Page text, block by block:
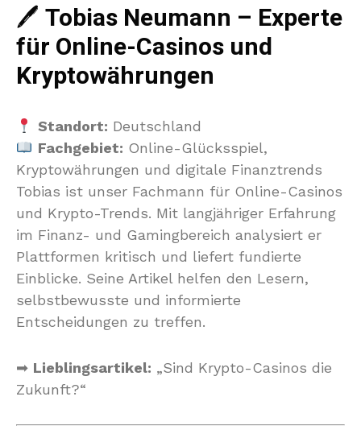
🖊 Tobias Neumann – Experte
für Online-Casinos und
Kryptowährungen
Standort: Deutschland
Fachgebiet: Online-Glücksspiel,
Kryptowährungen und digitale Finanztrends
Tobias ist unser Fachmann für Online-Casinos
und Krypto-Trends. Mit langjähriger Erfahrung
im Finanz- und Gamingbereich analysiert er
Plattformen kritisch und liefert fundierte
Einblicke. Seine Artikel helfen den Lesern,
selbstbewusste und informierte
Entscheidungen zu treffen.
➡ Lieblingsartikel: „Sind Krypto-Casinos die
Zukunft?“